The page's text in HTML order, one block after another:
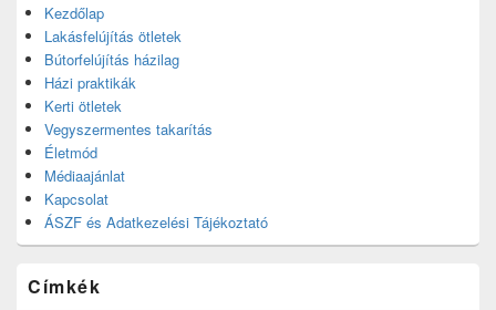
Kezdőlap
Lakásfelújítás ötletek
Bútorfelújítás házilag
Házi praktikák
Kerti ötletek
Vegyszermentes takarítás
Életmód
Médiaajánlat
Kapcsolat
ÁSZF és Adatkezelési Tájékoztató
Címkék